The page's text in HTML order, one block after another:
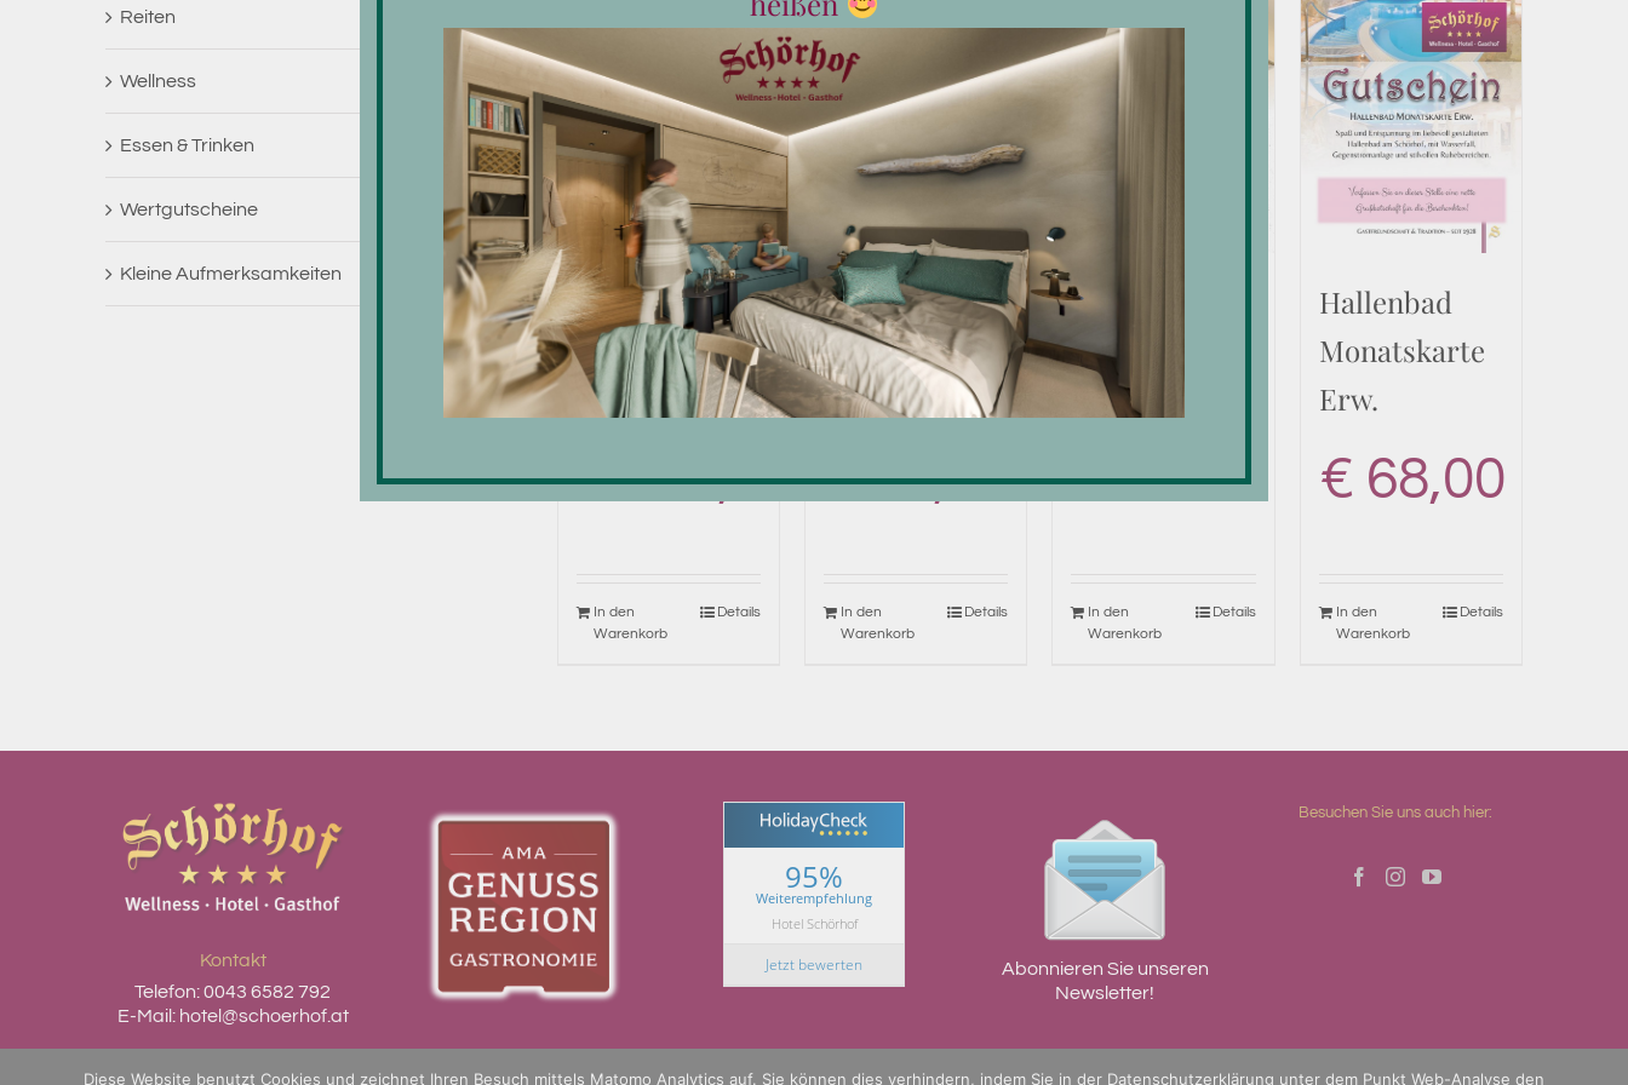
Wellness
Monatskarte
Erw.
€125,00
In den
Warenkorb
Details
Saunawelt
Monatskarte
Erw.
€95,00
In den
Warenkorb
Details
Private Spa
für Zwei
€96,00
In den
Warenkorb
Details
Hallenbad
Monatskarte
Erw.
€ 68,00
In den
Warenkorb
Details
Reiten
Wellness
Essen & Trinken
Wertgutscheine
Kleine Aufmerksamkeiten
Kontakt
Telefon:0043 6582 792
E-Mail: hotel@schoerhof.at
95%
Weiterempfehlung
Hotel Schörhof
Jetzt bewerten
Abonnieren Sie unseren
Newsletter!
Besuchen Sie uns auch hier:
Diese Website benutzt Cookies und zeichnet Ihren Besuch mittels Matomo Analytics auf. Sie können dies verhindern, indem Sie in der Datenschutzerklärung unter dem Punkt Web-Analyse den